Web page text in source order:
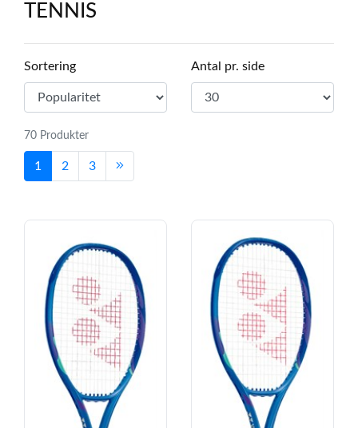
TENNIS
Sortering Antal pr. side
70 Produkter
1 2 3